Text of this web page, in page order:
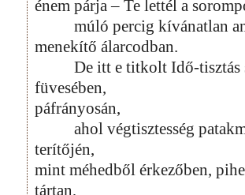
énem párja – Te lettél a
múló percig kívánatlan
menekítő álarcodban.
De itt e titkolt Idő-tisztás
füvesében,
páfrányosán,
ahol végtisztesség
terítőjén,
mint méhedből érkezőben,
tártan,